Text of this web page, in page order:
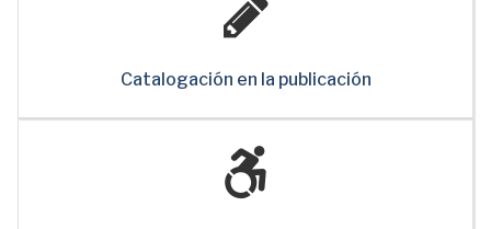
Catalogación en la publicación